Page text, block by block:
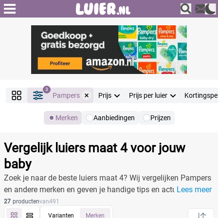
3
Pampers Prijs Prijs per luier
Merken Aanbiedingen Prijzen
Filter Reset alle filters
Merk Reset
Vergelijk luiers maat 4 voor jouw
baby
Zoek je naar de beste luiers maat 4? Wij vergelijken Pampers
en andere merken en geven je handige tips en actuele prijzen.
Lees meer
Producten
27 productenvan491
Varianten Merken